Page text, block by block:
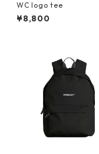
WC logo tee
¥8,800